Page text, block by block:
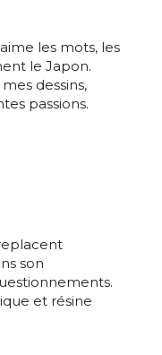
les mots, les
le Japon.
dessins,
passions.
son
et résine